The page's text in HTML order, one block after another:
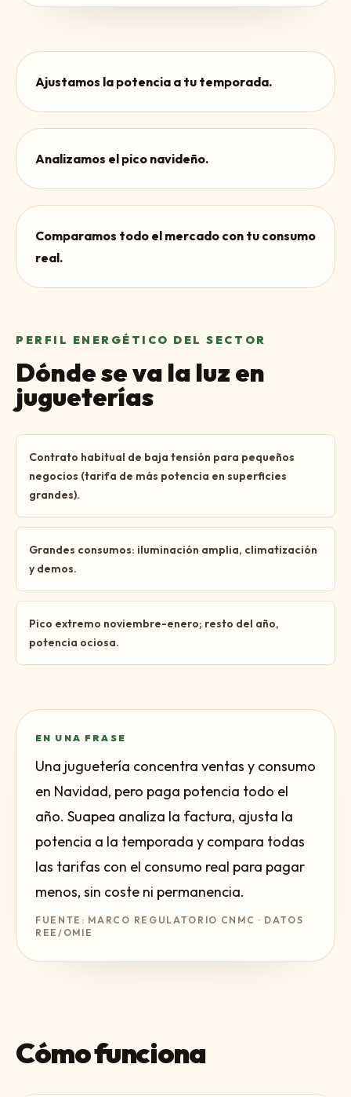
Ajustamos la potencia a tu temporada.
Analizamos el pico navideño.
Comparamos todo el mercado con tu consumo
real.
PERFIL ENERGÉTICO DEL SECTOR
Dónde se va la luz en
jugueterías
Contrato habitual de baja tensión para pequeños
negocios (tarifa de más potencia en superficies
grandes).
Grandes consumos: iluminación amplia, climatización
y demos.
Pico extremo noviembre-enero; resto del año,
potencia ociosa.
EN UNA FRASE
Una juguetería concentra ventas y consumo
en Navidad, pero paga potencia todo el
año. Suapea analiza la factura, ajusta la
potencia a la temporada y compara todas
las tarifas con el consumo real para pagar
menos, sin coste ni permanencia.
FUENTE: MARCO REGULATORIO CNMC · DATOS
REE/OMIE
Cómo funciona